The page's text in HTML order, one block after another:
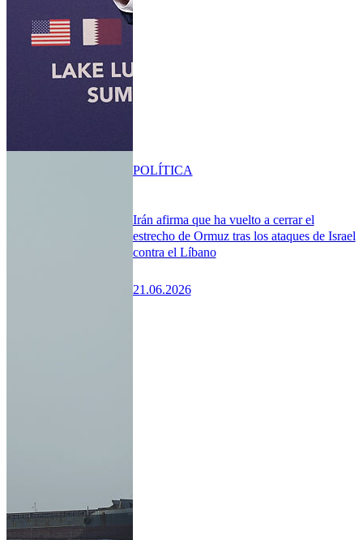
Irán afirma que ha vuelto a cerrar el
estrecho de Ormuz tras los ataques de Israel
contra el Líbano
21.06.2026
POLÍTICA